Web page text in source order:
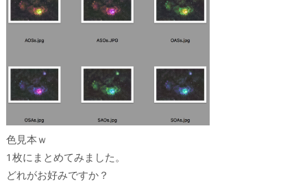
色見本ｗ
1枚にまとめてみました。
どれがお好みですか？